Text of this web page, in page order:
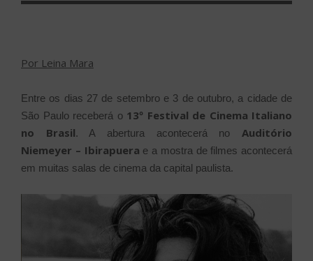
Por Leina Mara
Entre os dias 27 de setembro e 3 de outubro, a cidade de
São Paulo receberá o 13º Festival de Cinema Italiano
no Brasil. A abertura acontecerá no Auditório
Niemeyer – Ibirapuera e a mostra de filmes acontecerá
em muitas salas de cinema da capital paulista.